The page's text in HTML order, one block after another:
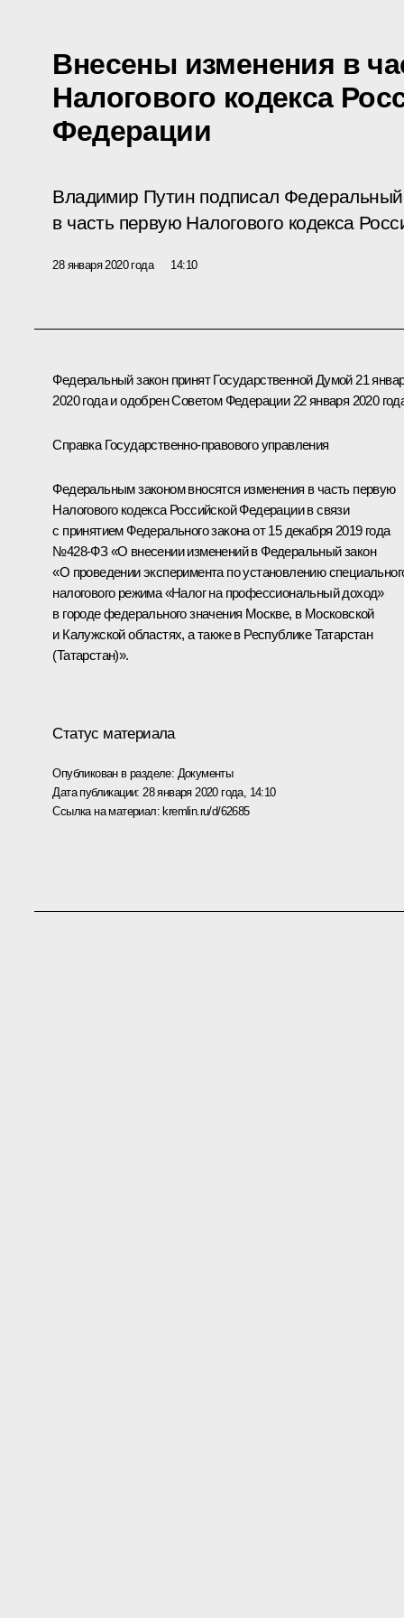
Внесены изменения в
Налогового кодекса
Федерации
Владимир Путин подписал
в часть первую Налогового кодекса
28 января 2020 года 14:10
Федеральный закон принят Государственной Думой 21
2020 года и одобрен Советом Федерации 22 января 2020
Справка Государственно-правового управления
Федеральным законом вносятся изменения в часть первую
Налогового кодекса Российской Федерации в связи
с принятием Федерального закона от 15 декабря 2019 года
№428-ФЗ «О внесении изменений в Федеральный закон
«О проведении эксперимента по установлению
налогового режима «Налог на профессиональный доход»
в городе федерального значения Москве, в Московской
и Калужской областях, а также в Республике Татарстан
(Татарстан)».
Статус материала
Опубликован в разделе: Документы
Дата публикации: 28 января 2020 года, 14:10
Ссылка на материал: kremlin.ru/d/62685